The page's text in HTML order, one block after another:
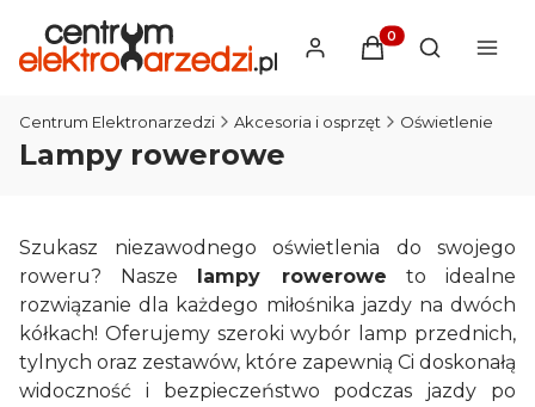
Produkty w
Otwórz
Centrum Elektronarzedzi Akcesoria i osprzęt Oświetlenie
Lampy rowerowe
Szukasz niezawodnego oświetlenia do swojego
roweru? Nasze lampy rowerowe to idealne
rozwiązanie dla każdego miłośnika jazdy na dwóch
kółkach! Oferujemy szeroki wybór lamp przednich,
tylnych oraz zestawów, które zapewnią Ci doskonałą
widoczność i bezpieczeństwo podczas jazdy po